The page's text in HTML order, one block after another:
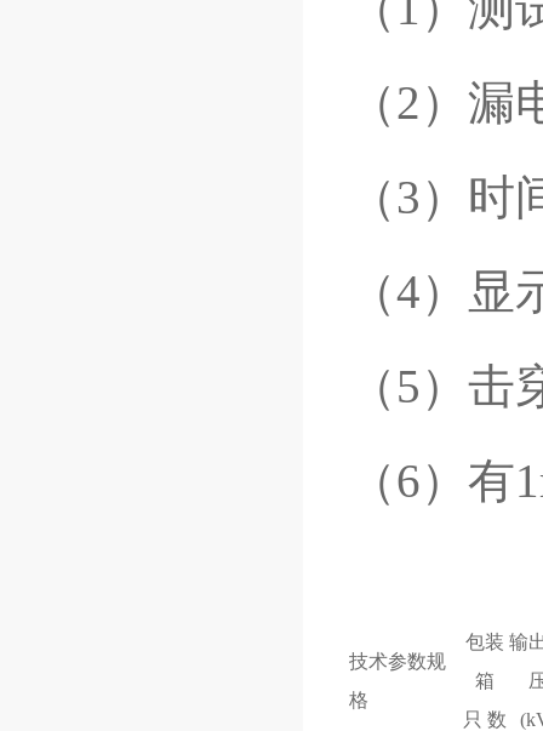
（2）
（3）
（4）
（5）击
（6）
技术参数规
格
包装
箱
输
只 数